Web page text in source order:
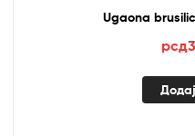
Ugaona
рсд